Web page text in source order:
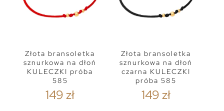
Złota bransoletka
sznurkowa na dłoń
KULECZKI próba
585
149 zł
Złota bransoletka
sznurkowa na dłoń
czarna KULECZKI
próba 585
149 zł